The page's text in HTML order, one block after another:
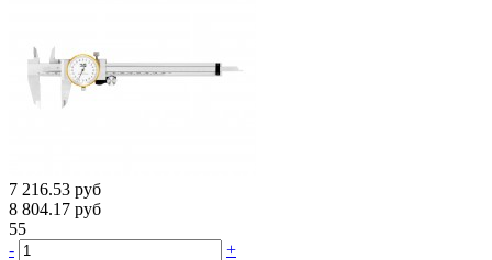
7 216.53 руб
8 804.17 руб
55
-
+